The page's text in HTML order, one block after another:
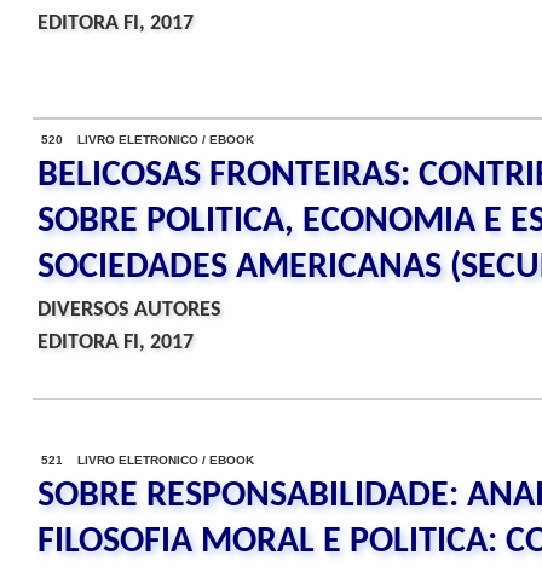
EDITORA FI, 2017
520 LIVRO ELETRONICO / EBOOK
BELICOSAS FRONTEIRAS:
SOBRE POLITICA, ECONOMIA E
SOCIEDADES AMERICANAS
DIVERSOS AUTORES
EDITORA FI, 2017
521 LIVRO ELETRONICO / EBOOK
SOBRE RESPONSABILIDADE:
FILOSOFIA MORAL E POLITICA: